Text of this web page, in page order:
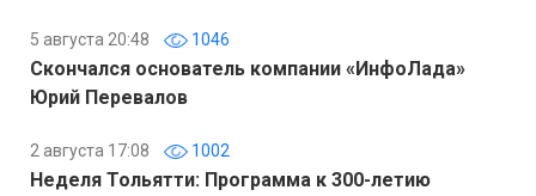
5 августа 20:48 1046
Скончался основатель компании «ИнфоЛада»
Юрий Перевалов
2 августа 17:08 1002
Неделя Тольятти: Программа к 300-летию